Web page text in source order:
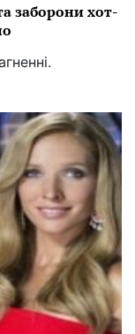
заборони хот-